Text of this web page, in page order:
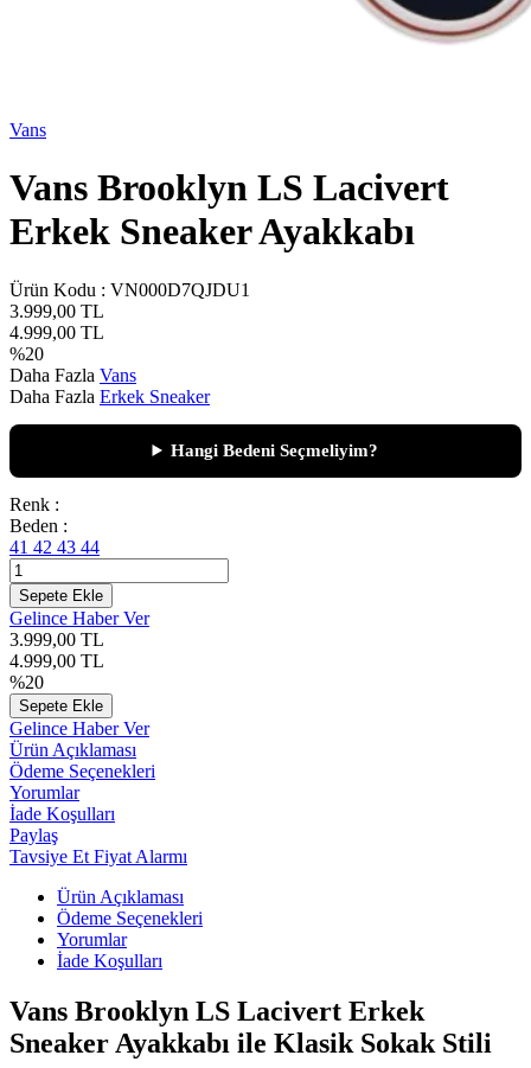
Vans
Vans Brooklyn LS Lacivert
Erkek Sneaker Ayakkabı
Ürün Kodu : VN000D7QJDU1
3.999,00 TL
4.999,00 TL
%20
Daha Fazla Vans
Daha Fazla Erkek Sneaker
Hangi Bedeni Seçmeliyim?
Renk :
Beden :
41 42 43 44
Sepete Ekle
Gelince Haber Ver
3.999,00 TL
4.999,00 TL
%20
Sepete Ekle
Gelince Haber Ver
Ürün Açıklaması
Ödeme Seçenekleri
Yorumlar
İade Koşulları
Paylaş
Tavsiye Et Fiyat Alarmı
Ürün Açıklaması
Ödeme Seçenekleri
Yorumlar
İade Koşulları
Vans Brooklyn LS Lacivert Erkek
Sneaker Ayakkabı ile Klasik Sokak Stili